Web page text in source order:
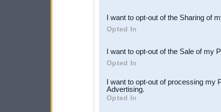
Downstream Participants
third parties.
I want to opt-out of the Sharing of
Opted In
I want to opt-out of the Sale of my
Opted In
I want to opt-out of processing my
Advertising.
Opted In